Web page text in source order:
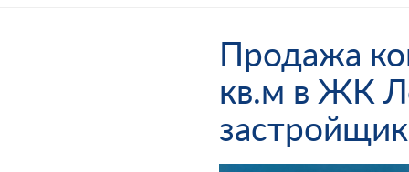
Продажа
кв.м в ЖК